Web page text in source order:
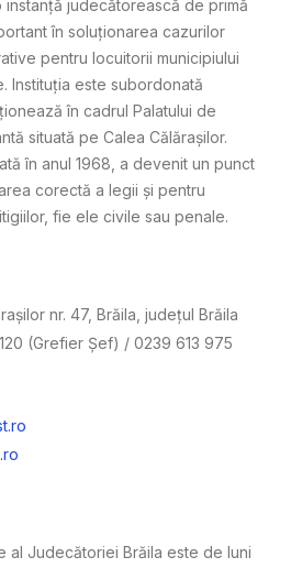
judecătorească de primă
în soluționarea cazurilor
pentru locuitorii municipiului
Instituția este subordonată
în cadrul Palatului de
situată pe Calea Călărașilor.
în anul 1968, a devenit un punct
corectă a legii și pentru
fie ele civile sau penale.
nr. 47, Brăila, județul Brăila
(Grefier Șef) / 0239 613 975
al Judecătoriei Brăila este de luni